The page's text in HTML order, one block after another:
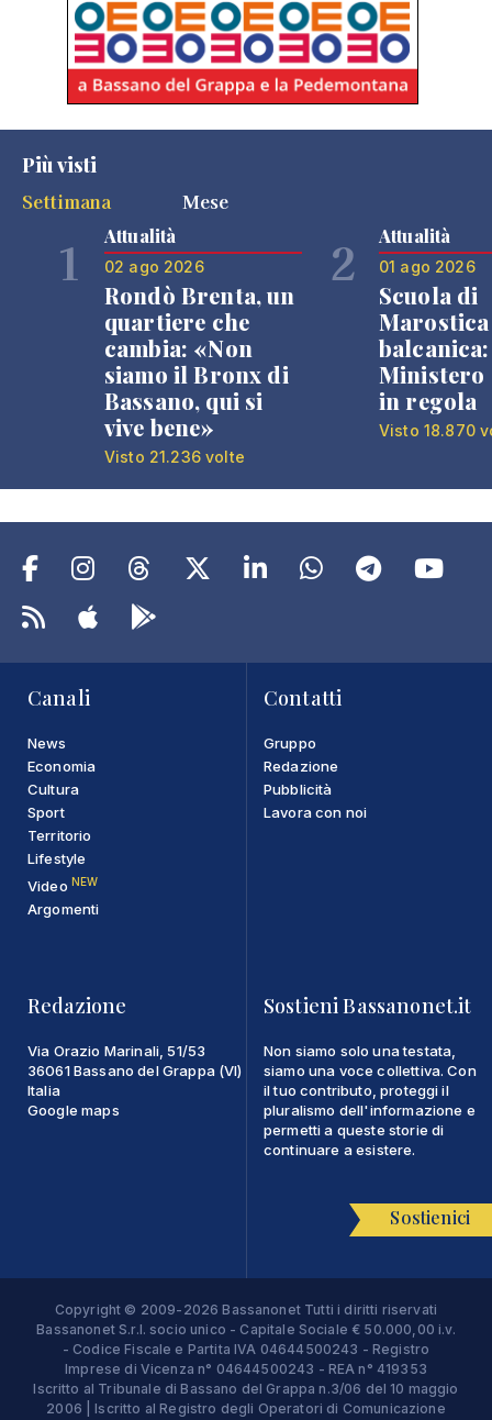
Più visti
Settimana
Mese
1 Attualità
02 ago 2026
Rondò Brenta, un
quartiere che
cambia: «Non
siamo il Bronx di
Bassano, qui si
vive bene»
Visto 21.236 volte
2 Attualità
01 ago 2026
Scuola di
Ministero
in regola
Visto 18.870
Canali
News
Economia
Cultura
Sport
Territorio
Lifestyle
Video NEW
Argomenti
Contatti
Gruppo
Redazione
Pubblicità
Lavora con noi
Redazione
Via Orazio Marinali, 51/53
36061 Bassano del Grappa (VI)
Italia
Google maps
Sostieni Bassanonet.it
Non siamo solo una testata,
siamo una voce collettiva. Con
il tuo contributo, proteggi il
pluralismo dell'informazione e
permetti a queste storie di
continuare a esistere.
Sostienici
Copyright © 2009-2026 Bassanonet Tutti i diritti riservati
Bassanonet S.r.l. socio unico - Capitale Sociale € 50.000,00 i.v.
- Codice Fiscale e Partita IVA 04644500243 - Registro
Imprese di Vicenza n° 04644500243 - REA n° 419353
Iscritto al Tribunale di Bassano del Grappa n.3/06 del 10 maggio
2006 | Iscritto al Registro degli Operatori di Comunicazione